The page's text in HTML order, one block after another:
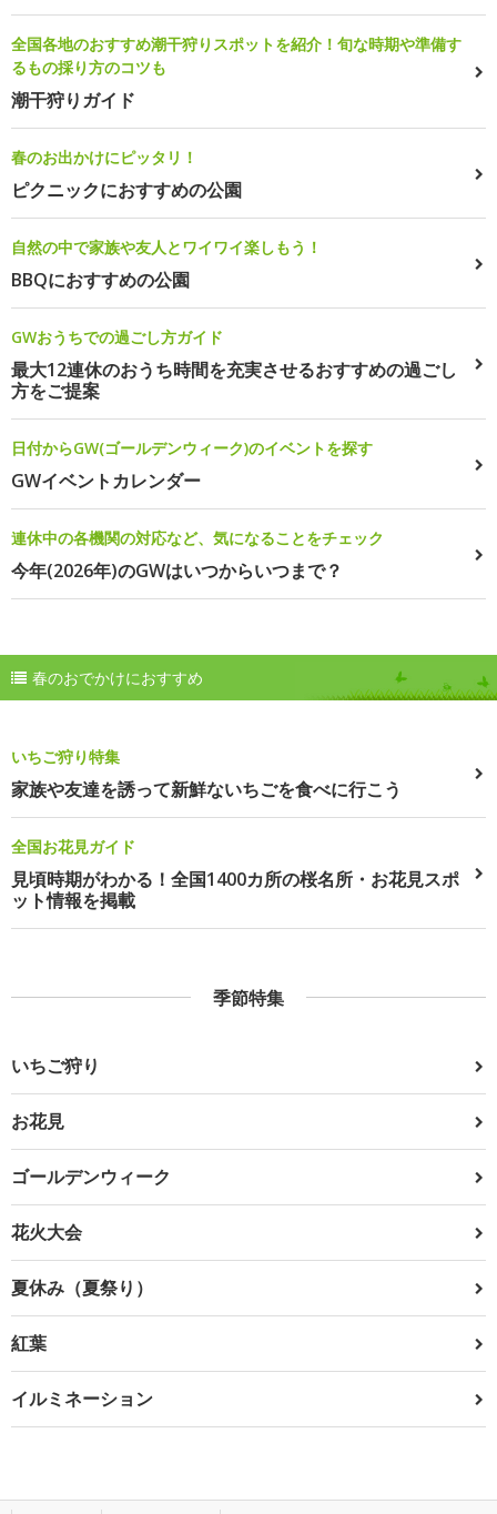
全国各地のおすすめ潮干狩りスポットを紹介！旬な時期や準備す
るもの採り方のコツも
潮干狩りガイド
春のお出かけにピッタリ！
ピクニックにおすすめの公園
自然の中で家族や友人とワイワイ楽しもう！
BBQにおすすめの公園
GWおうちでの過ごし方ガイド
最大12連休のおうち時間を充実させるおすすめの過ごし
方をご提案
日付からGW(ゴールデンウィーク)のイベントを探す
GWイベントカレンダー
連休中の各機関の対応など、気になることをチェック
今年(2026年)のGWはいつからいつまで？
春のおでかけにおすすめ
いちご狩り特集
家族や友達を誘って新鮮ないちごを食べに行こう
全国お花見ガイド
見頃時期がわかる！全国1400カ所の桜名所・お花見スポ
ット情報を掲載
季節特集
いちご狩り
お花見
ゴールデンウィーク
花火大会
夏休み（夏祭り）
紅葉
イルミネーション